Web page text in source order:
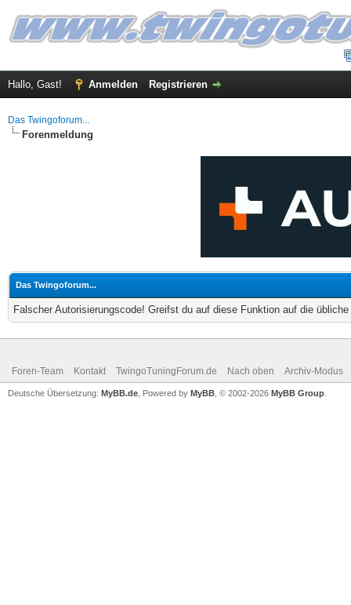
Hallo, Gast! Anmelden Registrieren
Das Twingoforum...
Forenmeldung
Das Twingoforum...
Falscher Autorisierungscode! Greifst du auf diese Funktion auf die
Foren-Team Kontakt TwingoTuningForum.de Nach oben Archiv-Modus
Deutsche Übersetzung: MyBB.de , Powered by MyBB , © 2002-2026 MyBB Group